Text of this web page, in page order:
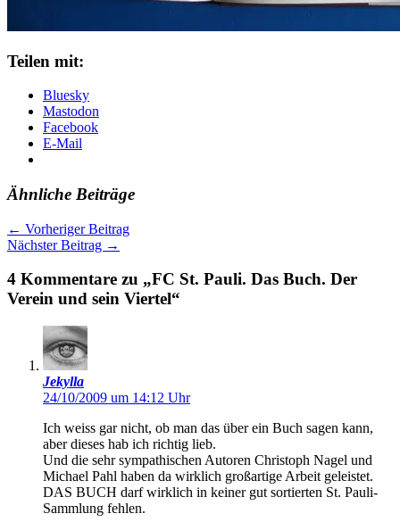
Teilen mit:
Bluesky
Mastodon
Facebook
E-Mail
Ähnliche Beiträge
← Vorheriger Beitrag
Nächster Beitrag →
4 Kommentare zu „FC St. Pauli. Das Buch. Der
Verein und sein Viertel“
Jekylla
24/10/2009 um 14:12 Uhr
Ich weiss gar nicht, ob man das über ein Buch sagen kann,
aber dieses hab ich richtig lieb.
Und die sehr sympathischen Autoren Christoph Nagel und
Michael Pahl haben da wirklich großartige Arbeit geleistet.
DAS BUCH darf wirklich in keiner gut sortierten St. Pauli-
Sammlung fehlen.